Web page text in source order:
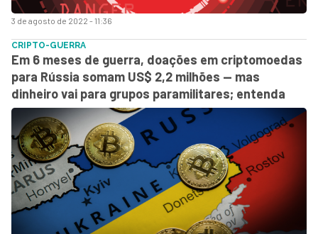
3 de agosto de 2022 - 11:36
CRIPTO-GUERRA
Em 6 meses de guerra, doações em criptomoedas
para Rússia somam US$ 2,2 milhões — mas
dinheiro vai para grupos paramilitares; entenda